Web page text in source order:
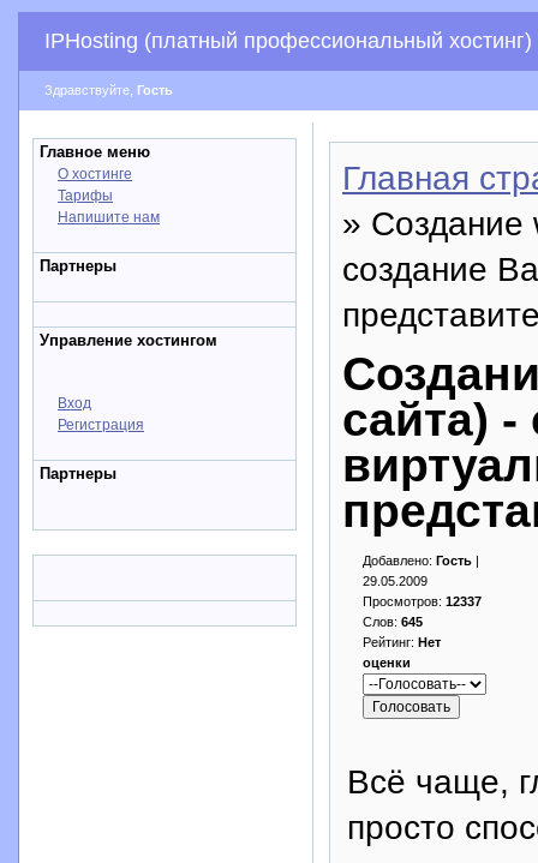
IPHosting (платный профессиональный хостинг)
Здравствуйте, Гость
Главное меню
О хостинге
Тарифы
Напишите нам
Партнеры
Управление хостингом
Вход
Регистрация
Партнеры
Главная
» Создание
создание
сайта)
Добавлено: Гость |
29.05.2009
Просмотров: 12337
Слов: 645
Рейтинг: Нет
оценки
Всё чаще,
просто